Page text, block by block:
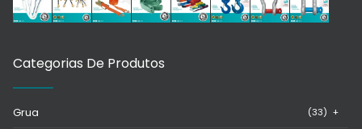
Categorias De Produtos
Grua (33) +